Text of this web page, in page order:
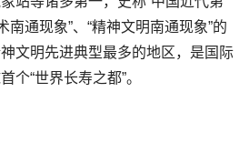
南通现象”、“精神文明南通现象”的
文明先进典型最多的地区，是国际
个“世界长寿之都”。